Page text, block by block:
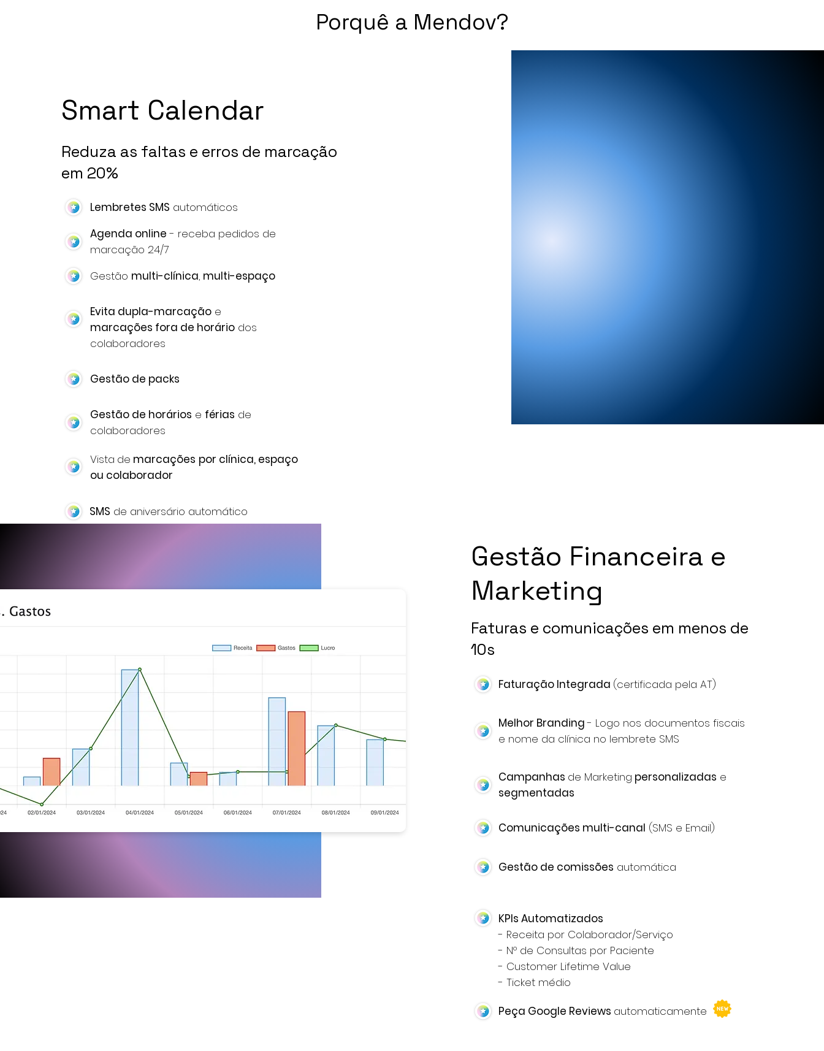
Porquê a Mendov?
Smart Calendar
Reduza as faltas e erros de marcação
em 20%
Lembretes SMS automáticos
Agenda online - receba pedidos de
marcação 24/7
Gestão multi-clínica, multi-espaço
Evita dupla-marcação e
marcações fora de horário dos
colaboradores
Gestão de packs
Gestão de horários e férias de
colaboradores
Vista de marcações por clínica, espaço
ou colaborador
SMS de aniversário automático
Gestão Financeira e
Marketing
Faturas e comunicações em menos de
10s
Faturação Integrada (certificada pela AT)
Melhor Branding- Logo nos documentos fiscais
e nome da clínica no lembrete SMS
Campanhas de Marketing personalizadas e
segmentadas
Comunicações multi-canal (SMS e Email)
Gestão de comissões automática
KPIs Automatizados
- Receita por Colaborador/Serviço
- Nº de Consultas por Paciente
- Customer Lifetime Value
- Ticket médio
Peça Google Reviews automaticamente